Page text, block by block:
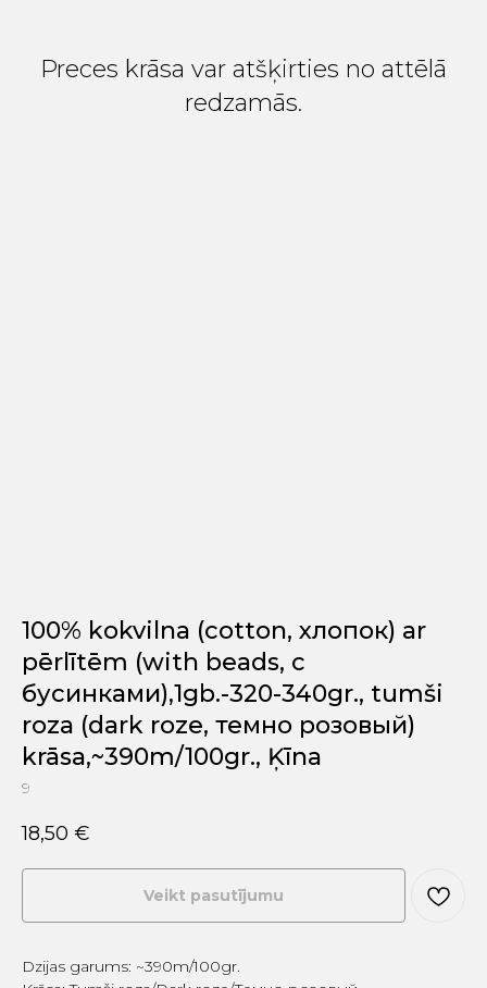
Preces krāsa var atšķirties no attēlā
redzamās.
100% kokvilna (cotton, хлопок) ar
pērlītēm (with beads, с
бусинками),1gb.-320-340gr., tumši
roza (dark roze, темно розовый)
krāsa,~390m/100gr., Ķīna
9
18,50 €
Veikt pasutījumu
Dzijas garums: ~390m/100gr.